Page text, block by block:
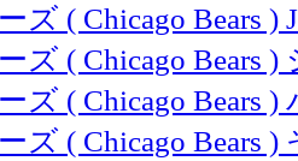
ズ ( Chicago Bears )
ズ ( Chicago Bears )
ズ ( Chicago Bears )
ズ ( Chicago Bears )